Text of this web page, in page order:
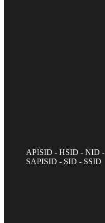
APISID - HSID - NID -
SAPISID - SID - SSID